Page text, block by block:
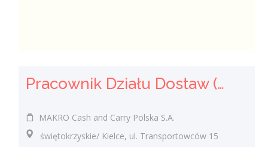
Pracownik Działu Dostaw (K/M)
MAKRO Cash and Carry Polska S.A.
świętokrzyskie/ Kielce, ul. Transportowców 15